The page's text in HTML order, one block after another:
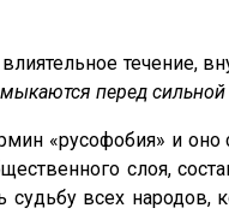
течение,
перед
«русофобия» и
слоя,
всех